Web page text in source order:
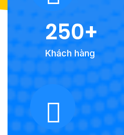
250
Khách hàng